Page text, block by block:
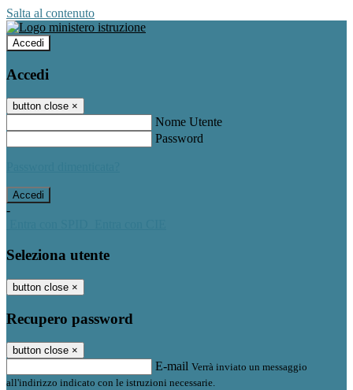
Salta al contenuto
Accedi
Accedi
button close ×
Nome Utente
Password
-
Seleziona utente
button close ×
Recupero password
button close ×
E-mail Verrà inviato un messaggio
all'indirizzo indicato con le istruzioni necessarie.